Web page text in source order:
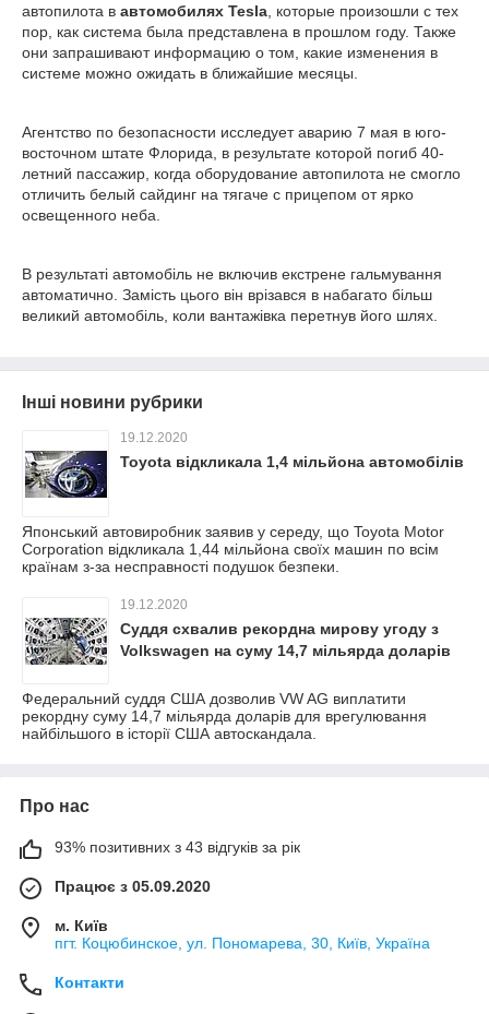
автопилота в автомобилях Tesla , которые произошли с тех
пор, как система была представлена в прошлом году. Также
они запрашивают информацию о том, какие изменения в
системе можно ожидать в ближайшие месяцы.
Агентство по безопасности исследует аварию 7 мая в юго-
восточном штате Флорида, в результате которой погиб 40-
летний пассажир, когда оборудование автопилота не смогло
отличить белый сайдинг на тягаче с прицепом от ярко
освещенного неба.
В результаті автомобіль не включив екстрене гальмування
автоматично. Замість цього він врізався в набагато більш
великий автомобіль, коли вантажівка перетнув його шлях.
Інші новини рубрики
19.12.2020
Toyota відкликала 1,4 мільйона автомобілів
Японський автовиробник заявив у середу, що Toyota Motor
Corporation відкликала 1,44 мільйона своїх машин по всім
країнам з-за несправності подушок безпеки.
19.12.2020
Суддя схвалив рекордна мирову угоду з
Volkswagen на суму 14,7 мільярда доларів
Федеральний суддя США дозволив VW AG виплатити
рекордну суму 14,7 мільярда доларів для врегулювання
найбільшого в історії США автоскандала.
Про нас
93% позитивних з 43 відгуків за рік
Працює з 05.09.2020
м. Київ
пгт. Коцюбинское, ул. Пономарева, 30, Київ, Україна
Контакти